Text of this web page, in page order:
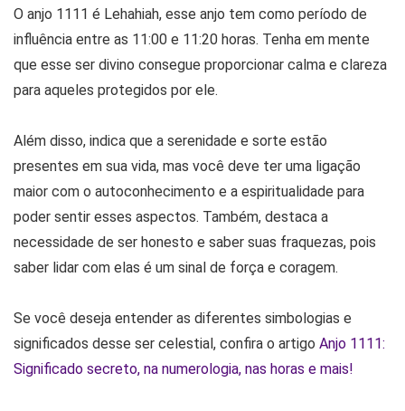
O anjo 1111 é Lehahiah, esse anjo tem como período de
influência entre as 11:00 e 11:20 horas. Tenha em mente
que esse ser divino consegue proporcionar calma e clareza
para aqueles protegidos por ele.
Além disso, indica que a serenidade e sorte estão
presentes em sua vida, mas você deve ter uma ligação
maior com o autoconhecimento e a espiritualidade para
poder sentir esses aspectos. Também, destaca a
necessidade de ser honesto e saber suas fraquezas, pois
saber lidar com elas é um sinal de força e coragem.
Se você deseja entender as diferentes simbologias e
significados desse ser celestial, confira o artigo Anjo 1111:
Significado secreto, na numerologia, nas horas e mais!